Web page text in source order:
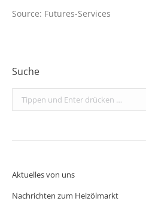
Source: Futures-Services
Suche
Search:
Aktuelles von uns
Nachrichten zum Heizölmarkt